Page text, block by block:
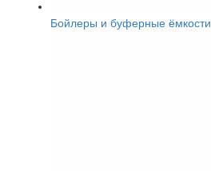
Бойлеры и буферные ёмкости